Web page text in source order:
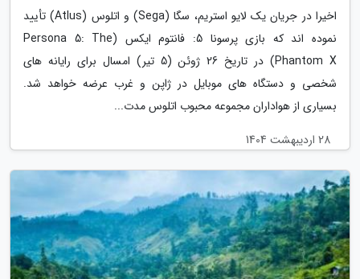
اخیرا در جریان یک لایو استریم، سگا (Sega) و اتلوس (Atlus) تأیید
نموده اند که بازی پرسونا 5: فانتوم ایکس (Persona 5: The
Phantom X) در تاریخ 26 ژوئن (5 تیر) امسال برای رایانه های
شخصی و دستگاه های موبایل در ژاپن و غرب عرضه خواهد شد.
بسیاری از هواداران مجموعه محبوب اتلوس مدت...
28 اردیبهشت 1404